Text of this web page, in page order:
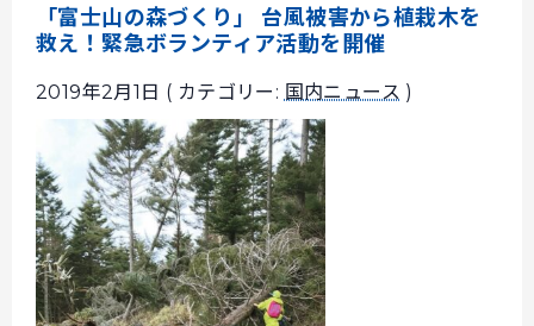
「富士山の森づくり」 台風被害から植栽木を
救え！緊急ボランティア活動を開催
2019年2月1日 ( カテゴリー: 国内ニュース )